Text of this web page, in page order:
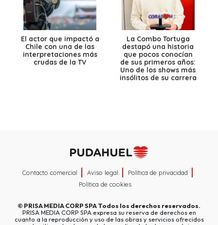
El actor que impactó a
Chile con una de las
interpretaciones más
crudas de la TV
La Combo Tortuga
destapó una historia
que pocos conocían
de sus primeros años:
Uno de los shows más
insólitos de su carrera
Contacto comercial Aviso legal
Política de privacidad
Política de cookies
© PRISA MEDIA CORP SPATodos los derechos reservados.
PRISA MEDIA CORP SPA expresa su reserva de derechos en
cuanto a la reproducción y uso de las obras y servicios ofrecidos